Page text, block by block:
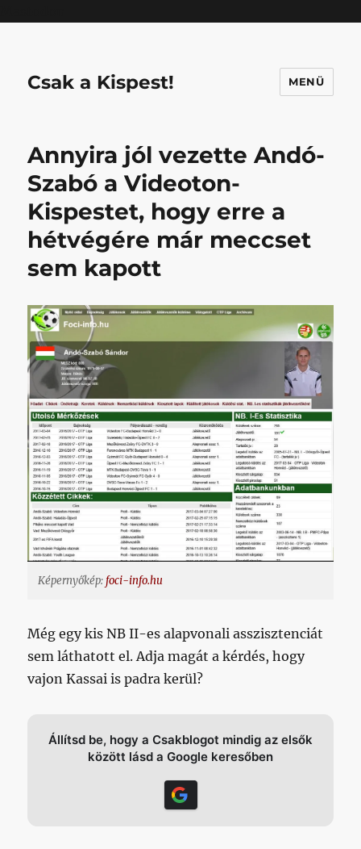
Csak a Kispest! MENÜ
Annyira jól vezette Andó-
Szabó a Videoton-
Kispestet, hogy erre a
hétvégére már meccset
sem kapott
Képernyőkép: foci-info.hu
Még egy kis NB II-es alapvonali asszisztenciát
sem láthatott el. Adja magát a kérdés, hogy
vajon Kassai is padra kerül?
Állítsd be, hogy a Csakblogot mindig az elsők
között lásd a Google keresőben